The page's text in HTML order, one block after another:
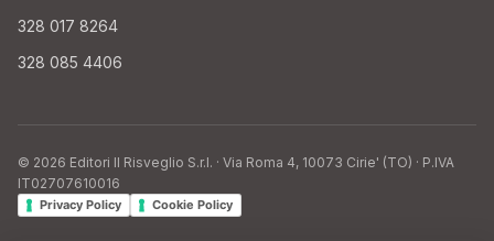
328 017 8264
328 085 4406
© 2026 Editori Il Risveglio S.r.l. · Via Roma 4, 10073 Cirie' (TO) · P.IVA
IT02707610016
Privacy Policy Cookie Policy